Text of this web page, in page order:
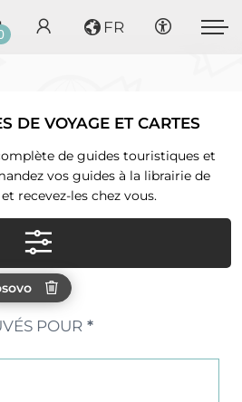
FR
DE VOYAGE ET CARTES
de guides touristiques et
vos guides à la librairie de
recevez-les chez vous.
POUR*